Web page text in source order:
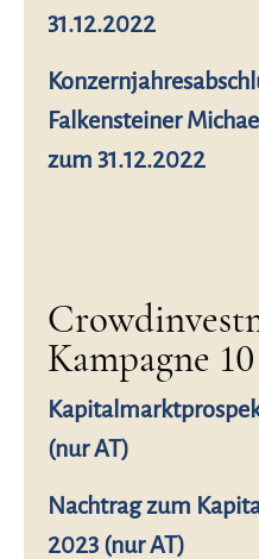
31.12.2022
Falkensteiner
zum 31.12.2022
Kampagne 10
(nur AT)
Nachtrag zum
2023 (nur AT)